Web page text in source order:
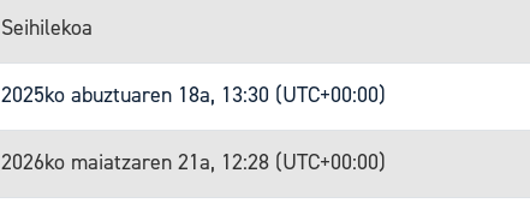
Seihilekoa
2025ko abuztuaren 18a, 13:30 (UTC+00:00)
2026ko maiatzaren 21a, 12:28 (UTC+00:00)